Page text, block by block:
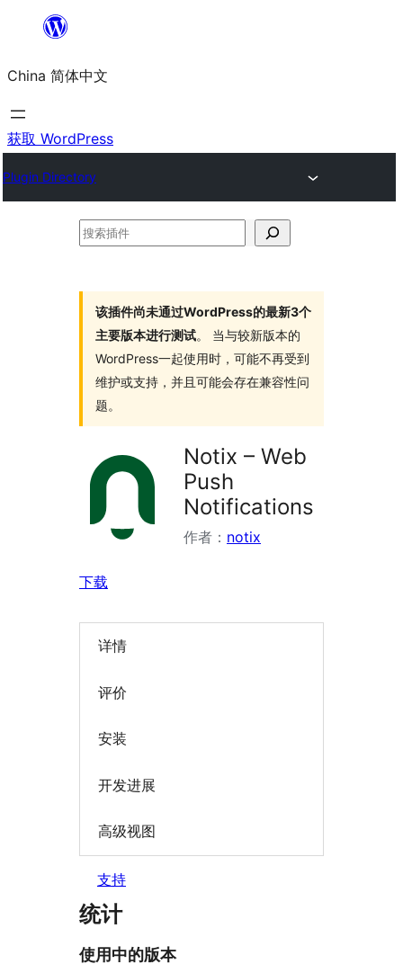
内
容
China 简体中文
获取 WordPress
Plugin Directory
搜
该插件尚未通过WordPress的最新3个
主要版本进行测试。 当与较新版本的
WordPress一起使用时，可能不再受到
维护或支持，并且可能会存在兼容性问
题。
Notix – Web
Push
Notifications
作者： notix
下载
详情
评价
安装
开发进展
高级视图
支持
统计
使用中的版本